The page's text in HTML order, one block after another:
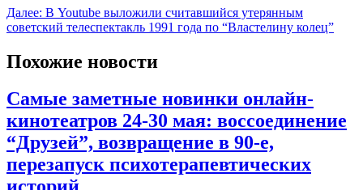
Далее: В Youtube выложили считавшийся утерянным
советский телеспектакль 1991 года по “Властелину колец”
Похожие новости
Самые заметные новинки онлайн-
кинотеатров 24-30 мая: воссоединение
“Друзей”, возвращение в 90-е,
перезапуск психотерапевтических